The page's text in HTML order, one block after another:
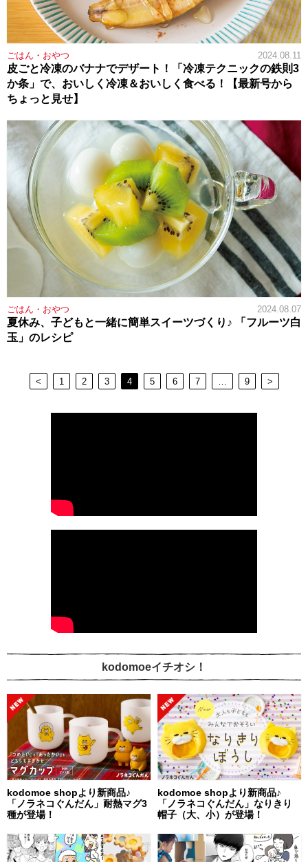
ごはん・おやつ 2024.08.11
皮ごと冷凍のバナナでデザート！「冷凍テクニックの鉄則3
か条」で、おいしく冷凍＆おいしく食べる！【最新号から
ちょっと見せ】
ごはん・おやつ 2024.08.07
夏休み、子どもと一緒に簡単スイーツづくり♪ 「フルーツ白
玉」のレシピ
< 1 2 3 4 5 6 7 9 >
kodomoeイチオシ！
kodomoe shopより新商品♪
「ノラネコぐんだん」耐熱マグ3
種が登場！
kodomoe shopより新商品♪
「ノラネコぐんだん」なりきり
帽子（大、小）が登場！